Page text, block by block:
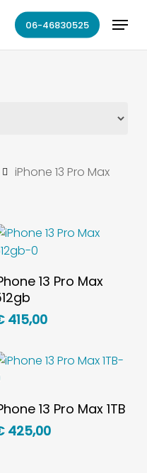
06-46830525 Menu
iPhone 13 Pro Max
Toevoegen Aan
13 Pro Max
415,00
Toevoegen Aan
13 Pro Max 1TB
425,00